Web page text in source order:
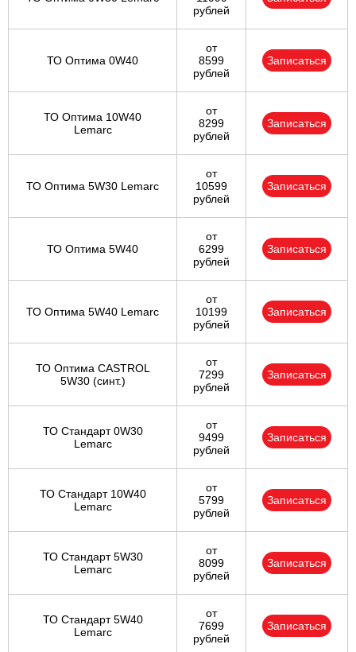
рублей
ТО Оптима 0W40
от
8599
рублей
Записаться
ТО Оптима 10W40
Lemarc
от
8299
рублей
Записаться
ТО Оптима 5W30 Lemarc
от
10599
рублей
Записаться
ТО Оптима 5W40
от
6299
рублей
Записаться
ТО Оптима 5W40 Lemarc
от
10199
рублей
Записаться
ТО Оптима CASTROL
5W30 (синт.)
от
7299
рублей
Записаться
ТО Стандарт 0W30
Lemarc
от
9499
рублей
Записаться
ТО Стандарт 10W40
Lemarc
от
5799
рублей
Записаться
ТО Стандарт 5W30
Lemarc
от
8099
рублей
Записаться
ТО Стандарт 5W40
Lemarc
от
7699
рублей
Записаться